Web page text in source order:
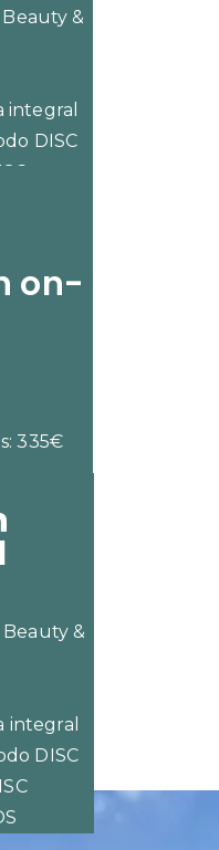
&
integral
DISC
on-
335€
&
integral
DISC